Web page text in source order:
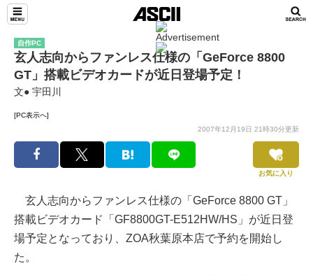
自作PC
玄人志向からファンレス仕様の「GeForce 8800
GT」搭載ビデオカードが近日登場予定！
文● 宇田川
[PC表示へ]
2007年12月19日 21時30分更新
お気に入り
玄人志向からファンレス仕様の「GeForce 8800 GT」
搭載ビデオカード「GF8800GT-E512HW/HS」が近日登
場予定となっており、ZOA秋葉原本店で予約を開始し
た。